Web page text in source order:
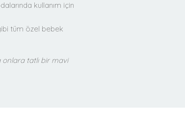
kullanım için
tüm özel bebek
onlara tatlı bir mavi